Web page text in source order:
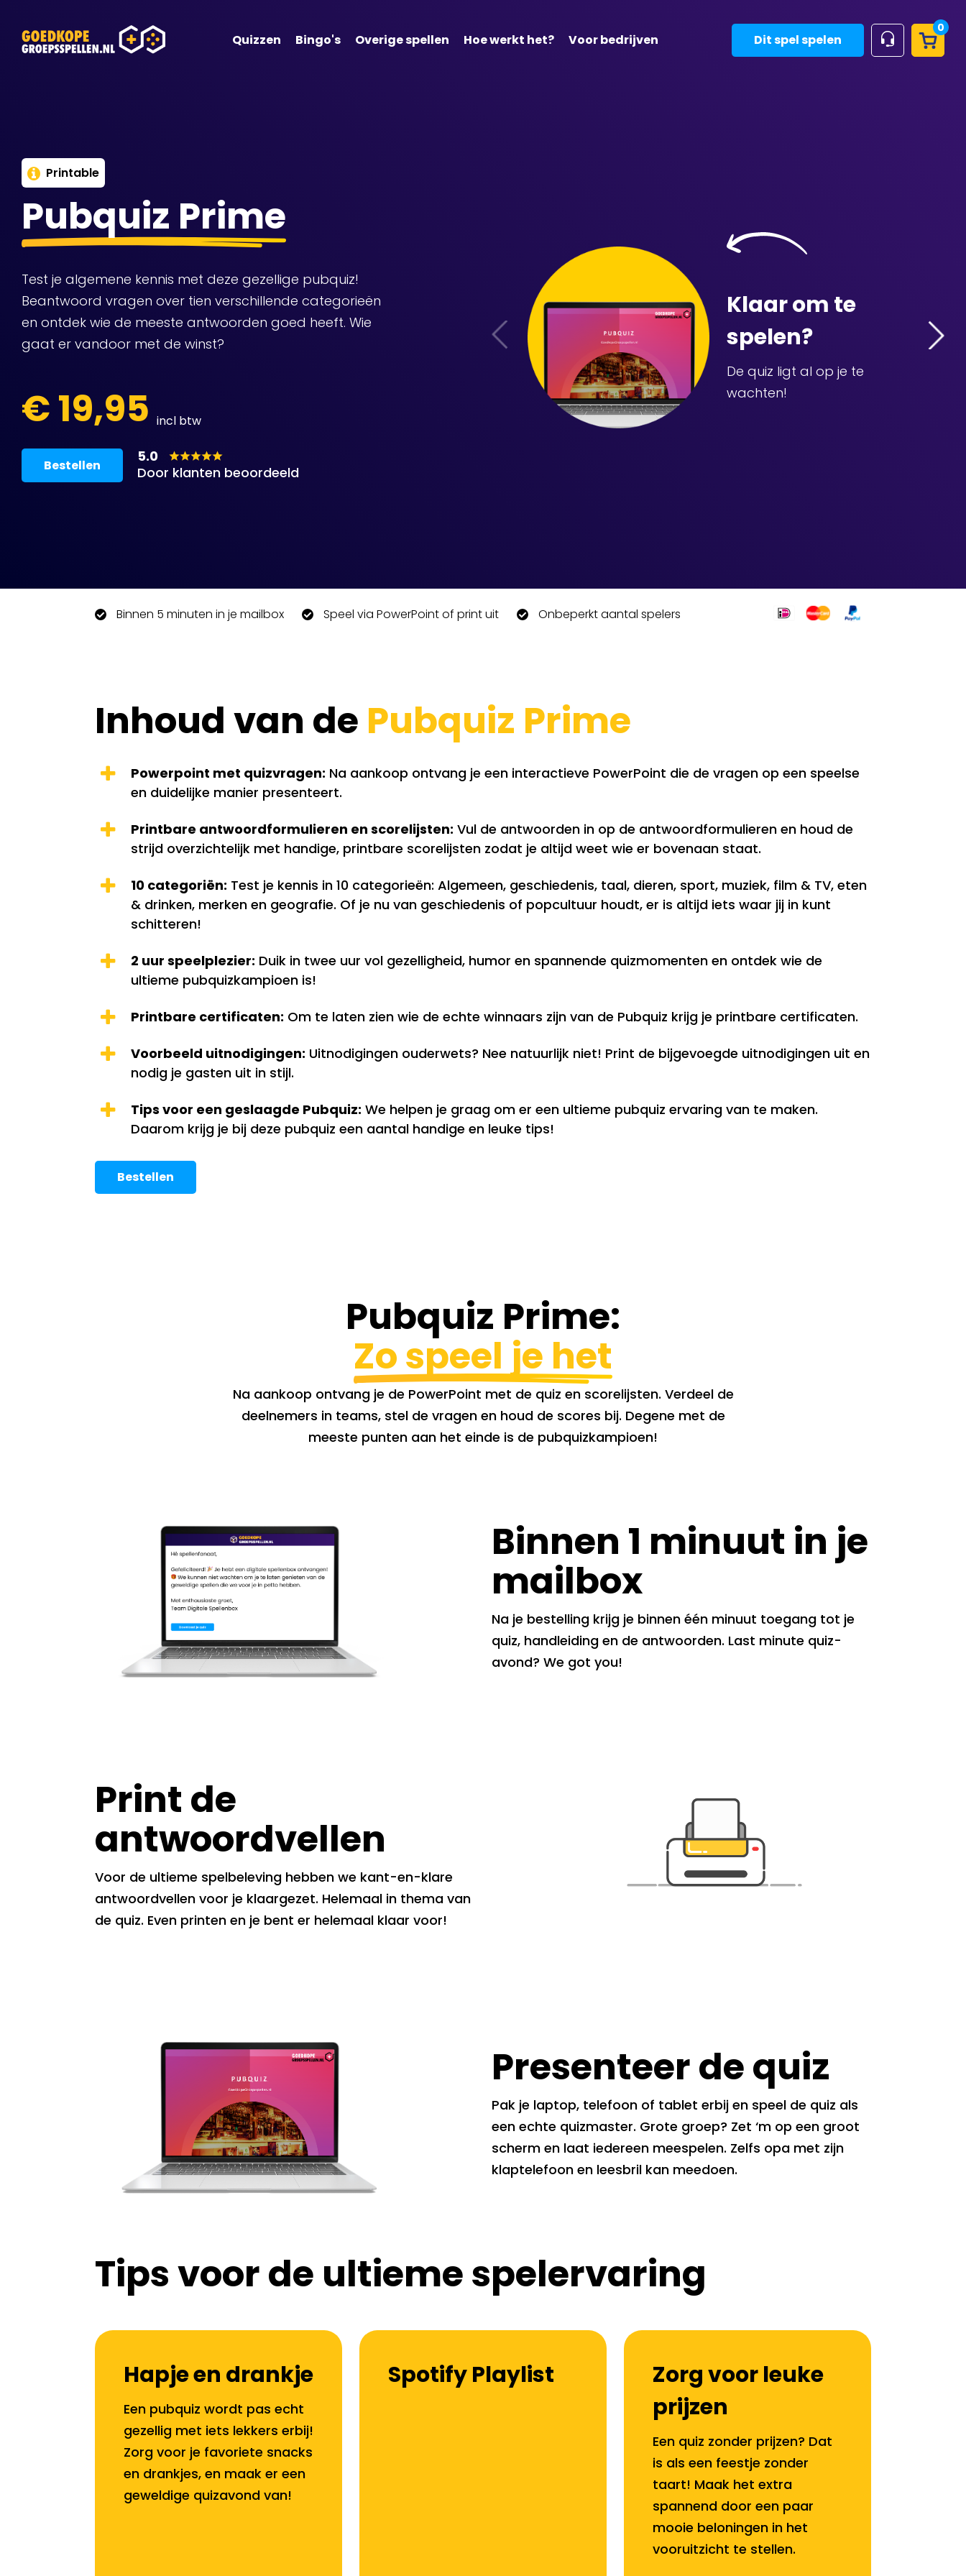
Quizzen Bingo's Overige spellen Hoe werkt het? Voor bedrijven Dit spel spelen
0
Printable
Pubquiz Prime
Test je algemene kennis met deze gezellige pubquiz!
Beantwoord vragen over tien verschillende categorieën
en ontdek wie de meeste antwoorden goed heeft. Wie
gaat er vandoor met de winst?
€ 19,95 incl btw
Bestellen
5.0
Door klanten beoordeeld
Klaar om te
spelen?
De quiz ligt al op je te
wachten!
Binnen 5 minuten in je mailbox Speel via PowerPoint of print uit Onbeperkt aantal spelers
Inhoud van de Pubquiz Prime
Powerpoint met quizvragen: Na aankoop ontvang je een interactieve PowerPoint die de vragen op een speelse
en duidelijke manier presenteert.
Printbare antwoordformulieren en scorelijsten: Vul de antwoorden in op de antwoordformulieren en houd de
strijd overzichtelijk met handige, printbare scorelijsten zodat je altijd weet wie er bovenaan staat.
10 categoriën: Test je kennis in 10 categorieën: Algemeen, geschiedenis, taal, dieren, sport, muziek, film & TV, eten
& drinken, merken en geografie. Of je nu van geschiedenis of popcultuur houdt, er is altijd iets waar jij in kunt
schitteren!
2 uur speelplezier: Duik in twee uur vol gezelligheid, humor en spannende quizmomenten en ontdek wie de
ultieme pubquizkampioen is!
Printbare certificaten: Om te laten zien wie de echte winnaars zijn van de Pubquiz krijg je printbare certificaten.
Voorbeeld uitnodigingen: Uitnodigingen ouderwets? Nee natuurlijk niet! Print de bijgevoegde uitnodigingen uit en
nodig je gasten uit in stijl.
Tips voor een geslaagde Pubquiz: We helpen je graag om er een ultieme pubquiz ervaring van te maken.
Daarom krijg je bij deze pubquiz een aantal handige en leuke tips!
Bestellen
Pubquiz Prime:
Zo speel je het
Na aankoop ontvang je de PowerPoint met de quiz en scorelijsten. Verdeel de
deelnemers in teams, stel de vragen en houd de scores bij. Degene met de
meeste punten aan het einde is de pubquizkampioen!
Binnen 1 minuut in je
mailbox
Na je bestelling krijg je binnen één minuut toegang tot je
quiz, handleiding en de antwoorden. Last minute quiz-
avond? We got you!
Print de
antwoordvellen
Voor de ultieme spelbeleving hebben we kant-en-klare
antwoordvellen voor je klaargezet. Helemaal in thema van
de quiz. Even printen en je bent er helemaal klaar voor!
Presenteer de quiz
Pak je laptop, telefoon of tablet erbij en speel de quiz als
een echte quizmaster. Grote groep? Zet ‘m op een groot
scherm en laat iedereen meespelen. Zelfs opa met zijn
klaptelefoon en leesbril kan meedoen.
Tips voor de ultieme spelervaring
Hapje en drankje
Een pubquiz wordt pas echt
gezellig met iets lekkers erbij!
Zorg voor je favoriete snacks
en drankjes, en maak er een
geweldige quizavond van!
Spotify Playlist
Zorg voor leuke
prijzen
Een quiz zonder prijzen? Dat
is als een feestje zonder
taart! Maak het extra
spannend door een paar
mooie beloningen in het
vooruitzicht te stellen.